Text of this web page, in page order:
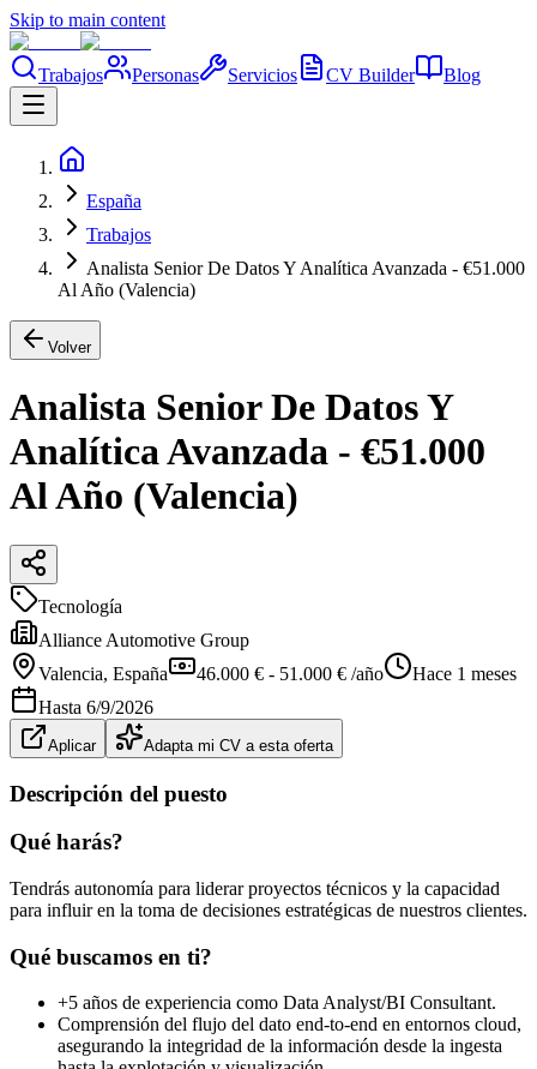
Skip to main content
Trabajos Personas Servicios CV Builder Blog
España
Trabajos
Analista Senior De Datos Y Analítica Avanzada - €51.000
Al Año (Valencia)
Volver
Analista Senior De Datos Y
Analítica Avanzada - €51.000
Al Año (Valencia)
Tecnología
Alliance Automotive Group
Valencia, España 46.000 € - 51.000 € /año
Hace 1 meses
Hasta 6/9/2026
Aplicar Adapta mi CV a esta oferta
Descripción del puesto
Qué harás?
Tendrás autonomía para liderar proyectos técnicos y la capacidad
para influir en la toma de decisiones estratégicas de nuestros clientes.
Qué buscamos en ti?
+5 años de experiencia como Data Analyst/BI Consultant.
Comprensión del flujo del dato end-to-end en entornos cloud,
asegurando la integridad de la información desde la ingesta